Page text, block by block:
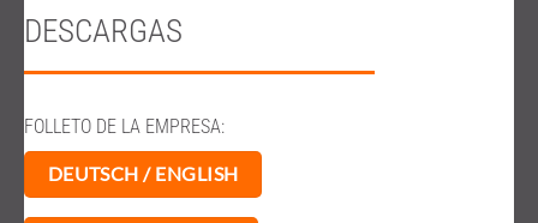
DESCARGAS
FOLLETO DE LA EMPRESA:
DEUTSCH / ENGLISH